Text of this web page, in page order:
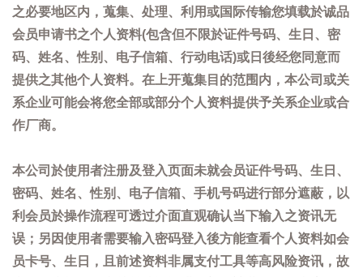
之必要地区内，蒐集、处理、利用或国际传输您填载於诚品
会员申请书之个人资料(包含但不限於证件号码、生日、密
码、姓名、性别、电子信箱、行动电话)或日後经您同意而
提供之其他个人资料。在上开蒐集目的范围内，本公司或关
系企业可能会将您全部或部分个人资料提供予关系企业或合
作厂商。
本公司於使用者注册及登入页面未就会员证件号码、生日、
密码、姓名、性别、电子信箱、手机号码进行部分遮蔽，以
利会员於操作流程可透过介面直观确认当下输入之资讯无
误；另因使用者需要输入密码登入後方能查看个人资料如会
员卡号、生日，且前述资料非属支付工具等高风险资讯，故